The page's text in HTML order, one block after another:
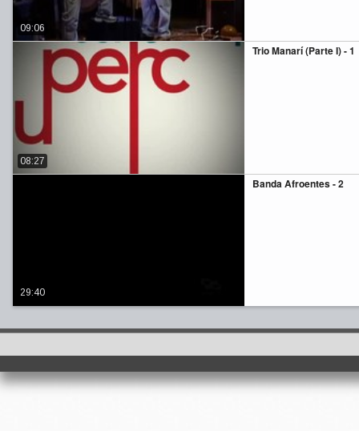
09:06
Trio Manarí (Parte I) - 1
08:27
Banda Afroentes - 2
29:40